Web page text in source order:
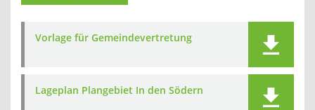
Vorlage für Gemeindevertretung
Lageplan Plangebiet In den Södern